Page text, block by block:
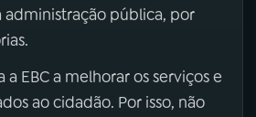
administração pública, por
a EBC a melhorar os serviços e
ao cidadão. Por isso, não